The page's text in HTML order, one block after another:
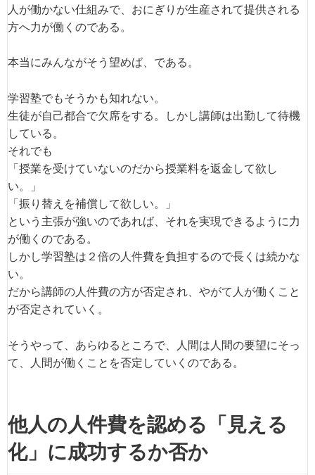
人が働かない仕組みで、おにぎりが生産されて提供される
方へ力が働くのである。
本当にみんながそう望めば、である。
学習塾でもそうかも知れない。
生徒が自己都合で欠席をする。しかし講師は出勤して待機
している。
それでも
「授業を受けていないのだから授業料を返金して欲し
い。」
「振り替えを補償して欲しい。」
という主張が強いのであれば、それを実現できるように力
が働くのである。
しかし学習塾は２倍の人件費を負担するので長くは続かな
い。
だから講師の人件費の方が否定され、やがて人が働くこと
が否定されていく。
そうやって、あらゆるところで、人間は人間の要望にそっ
て、人間が働くことを否定していくのである。
他人の人件費を認める「見える
化」に成功するか否か